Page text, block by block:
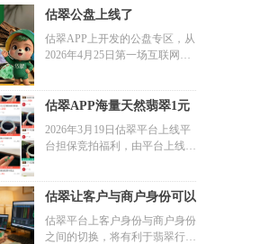
估翠公盘上线了
估翠APP上开发的公盘专区，从
2026年4月25日第一场互联网公
的互联网+时代
估翠APP海量天然翡翠1元
竞拍活动正式开启
2026年3月19日估翠平台上线平
台担保竞拍福利，由平台上线拍
货，卖家不可悔拍，全部都是正
品天然翡翠，18k金镶嵌都有1元
经过严格检验假一赔三。
估翠让客户与商户身份可以
切换
估翠平台上客户身份与商户身份
之间的切换，将有利于翡翠行业